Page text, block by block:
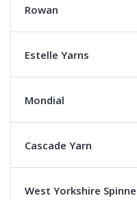
Rowan
Estelle Yarns
Mondial
Cascade Yarn
West Yorkshire